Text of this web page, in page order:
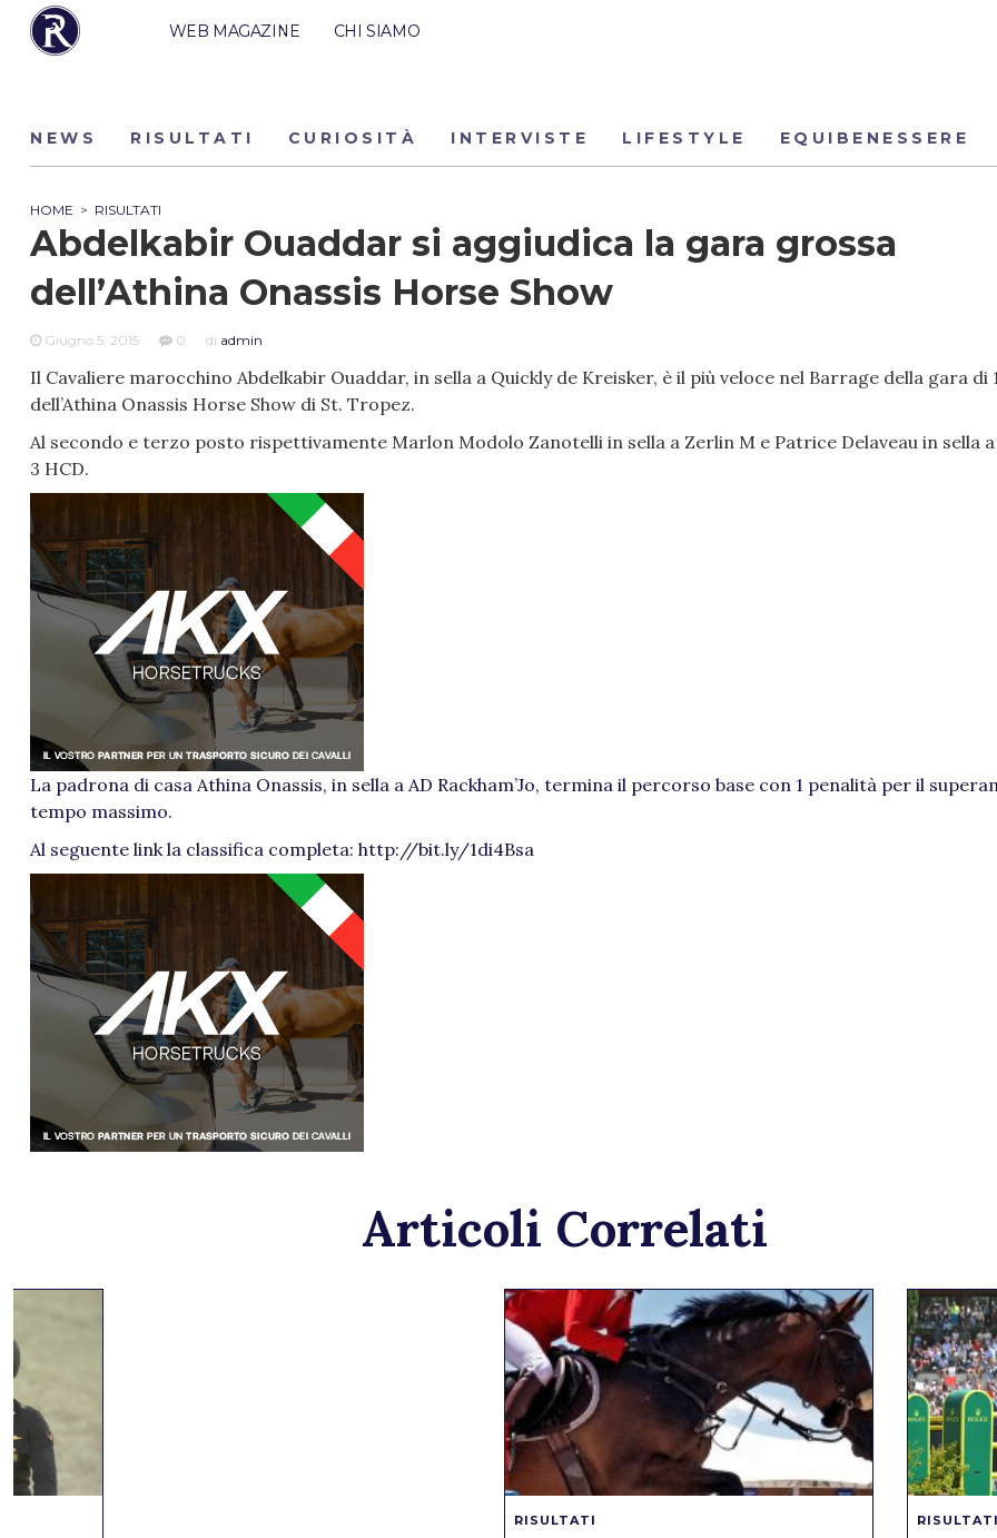
WEB MAGAZINE CHI SIAMO
NEWS RISULTATI CURIOSITÀ INTERVISTE LIFESTYLE EQUIBENESSERE
HOME > RISULTATI
Abdelkabir Ouaddar si aggiudica la gara grossa
dell’Athina Onassis Horse Show
Giugno 5, 2015 0 di admin
Il Cavaliere marocchino Abdelkabir Ouaddar, in sella a Quickly de Kreisker, è il più veloce nel Barrage della gara di
dell’Athina Onassis Horse Show di St. Tropez.
Al secondo e terzo posto rispettivamente Marlon Modolo Zanotelli in sella a Zerlin M e Patrice Delaveau in sella
3 HCD.
La padrona di casa Athina Onassis, in sella a AD Rackham’Jo, termina il percorso base con 1 penalità per il
tempo massimo.
Al seguente link la classifica completa: http://bit.ly/1di4Bsa
Articoli Correlati
RISULTATI RISULTATI